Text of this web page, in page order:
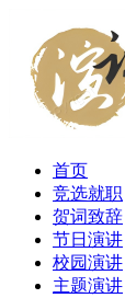
首页
竞选就职
贺词致辞
节日演讲
校园演讲
主题演讲